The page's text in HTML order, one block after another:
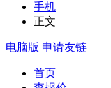
手机
正文
电脑版 申请友链
首页